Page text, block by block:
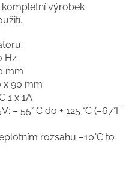
výrobek
Hz
mm
x 90 mm
1 x 1A
– 55° C do + 125 °C (–67°F
rozsahu –10°C to